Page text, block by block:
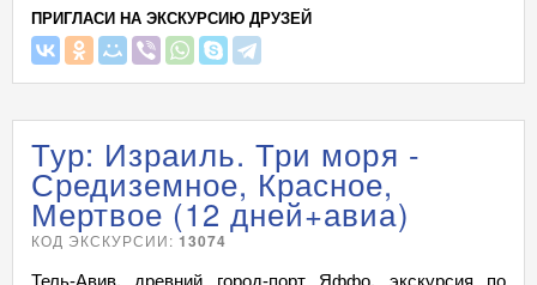
ПРИГЛАСИ НА ЭКСКУРСИЮ ДРУЗЕЙ
Тур: Израиль. Три моря -
Средиземное, Красное,
Мертвое (12 дней+авиа)
КОД ЭКСКУРСИИ: 13074
Тель-Авив, древний город-порт Яффо, экскурсия по